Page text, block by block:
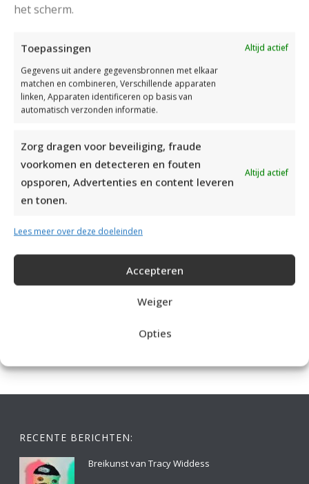
het scherm.
Toepassingen
Altijd actief
Gegevens uit andere gegevensbronnen met elkaar
matchen en combineren, Verschillende apparaten
linken, Apparaten identificeren op basis van
automatisch verzonden informatie.
Zorg dragen voor beveiliging, fraude
voorkomen en detecteren en fouten
opsporen, Advertenties en content leveren
en tonen.
Altijd actief
Lees meer over deze doeleinden
Accepteren
Weiger
Opties
RECENTE BERICHTEN:
Breikunst van Tracy Widdess